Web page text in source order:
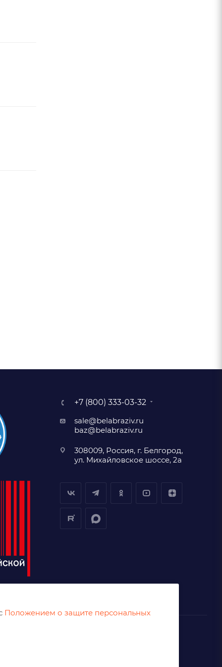
+7 (800) 333-03-32
sale@belabraziv.ru
baz@belabraziv.ru
308009, Россия, г. Белгород,
ул. Михайловское шоссе, 2а
Положением о защите персональных